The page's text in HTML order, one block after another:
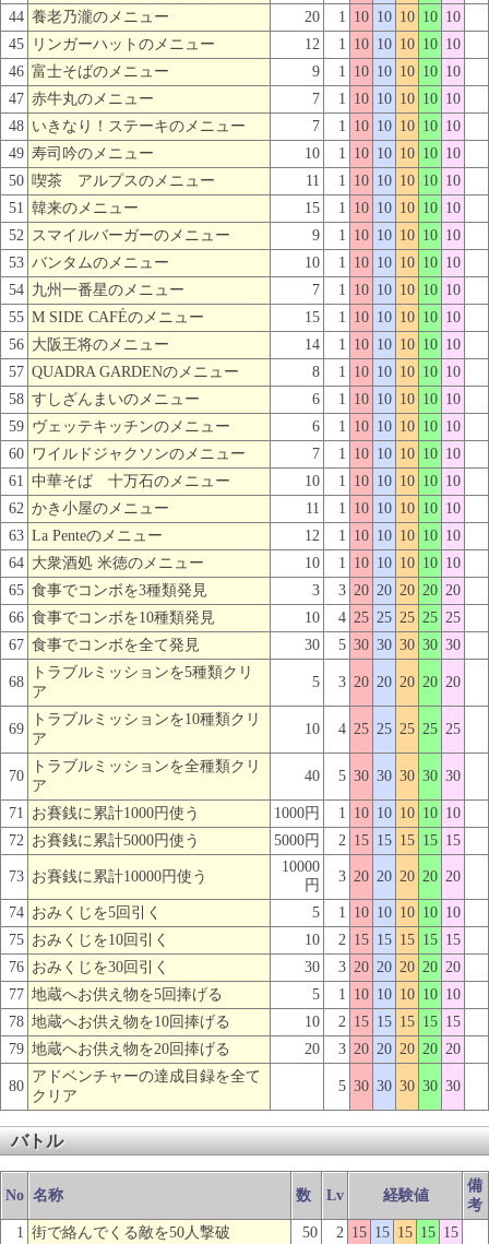
44 養老乃瀧のメニュー 20 1 10 10 10 10 10
45
リンガーハットのメニュー 12 1 10 10 10 10 10
46 富士そばのメニュー 9 1 10 10 10 10 10
47 赤牛丸のメニュー 7 1 10 10 10 10 10
48 いきなり！ステーキのメニュー 7 1 10 10 10 10 10
49 寿司吟のメニュー 10 1 10 10 10 10 10
50 喫茶 アルプスのメニュー 11 1 10 10 10 10 10
51 韓来のメニュー 15 1 10 10 10 10 10
52 スマイルバーガーのメニュー 9 1 10 10 10 10 10
53 バンタムのメニュー 10 1 10 10 10 10 10
54 九州一番星のメニュー 7 1 10 10 10 10 10
55 M SIDE CAFÉのメニュー 15 1 10 10 10 10 10
56 大阪王将のメニュー 14 1 10 10 10 10 10
57 QUADRA GARDENのメニュー 8 1 10 10 10 10 10
58 すしざんまいのメニュー 6 1 10 10 10 10 10
59 ヴェッテキッチンのメニュー 6 1 10 10 10 10 10
60 ワイルドジャクソンのメニュー 7 1 10 10 10 10 10
61 中華そば 十万石のメニュー 10 1 10 10 10 10 10
62 かき小屋のメニュー 11 1 10 10 10 10 10
63 La Penteのメニュー 12 1 10 10 10 10 10
64 大衆酒処 米徳のメニュー 10 1 10 10 10 10 10
65 食事でコンボを3種類発見 3 3 20 20 20 20 20
66 食事でコンボを10種類発見 10 4 25 25 25 25 25
67 食事でコンボを全て発見 30 5 30 30 30 30 30
68
トラブルミッションを5種類クリ
ア
5 3 20 20 20 20 20
69
トラブルミッションを10種類クリ
ア
10 4 25 25 25 25 25
70
トラブルミッションを全種類クリ
ア
40 5 30 30 30 30 30
71 お賽銭に累計1000円使う 1000円 1 10 10 10 10 10
72 お賽銭に累計5000円使う 5000円 2 15 15 15 15 15
73 お賽銭に累計10000円使う
10000
円
3 20 20 20 20 20
74 おみくじを5回引く 5 1 10 10 10 10 10
75 おみくじを10回引く 10 2 15 15 15 15 15
76 おみくじを30回引く 30 3 20 20 20 20 20
77 地蔵へお供え物を5回捧げる 5 1 10 10 10 10 10
78 地蔵へお供え物を10回捧げる 10 2 15 15 15 15 15
79 地蔵へお供え物を20回捧げる 20 3 20 20 20 20 20
80
アドベンチャーの達成目録を全て
クリア
5 30 30 30 30 30
バトル
No 名称 数 Lv 経験値
備
考
1 街で絡んでくる敵を50人撃破 50 2 15 15 15 15 15